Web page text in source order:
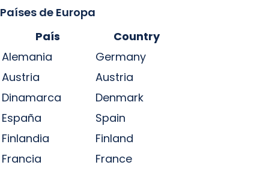
Países de Europa
País
Country
Alemania
Germany
Austria
Austria
Dinamarca
Denmark
España
Spain
Finlandia
Finland
Francia
France